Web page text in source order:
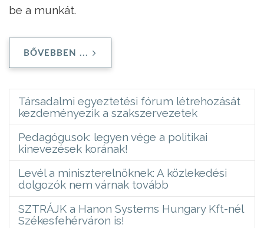
be a munkát.
BŐVEBBEN ...
Társadalmi egyeztetési fórum létrehozását
kezdeményezik a szakszervezetek
Pedagógusok: legyen vége a politikai
kinevezések korának!
Levél a miniszterelnöknek: A közlekedési
dolgozók nem várnak tovább
SZTRÁJK a Hanon Systems Hungary Kft-nél
Székesfehérváron is!